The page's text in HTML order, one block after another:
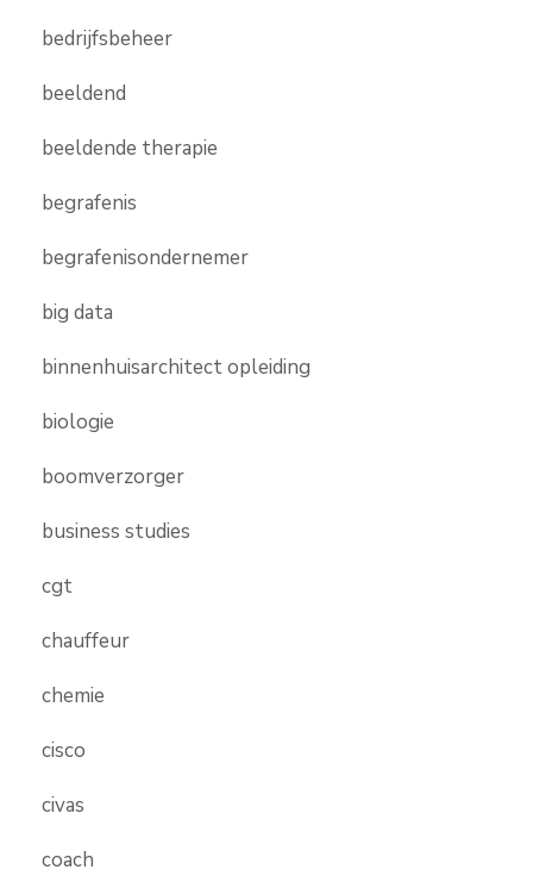
bedrijfsbeheer
beeldend
beeldende therapie
begrafenis
begrafenisondernemer
big data
binnenhuisarchitect opleiding
biologie
boomverzorger
business studies
cgt
chauffeur
chemie
cisco
civas
coach